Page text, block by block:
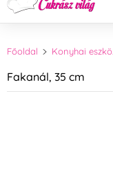
Főoldal Konyhai
Fakanál, 35 cm